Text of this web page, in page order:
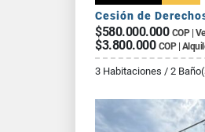
$580.000.000 COP |
$3.800.000 COP |
3 Habitaciones / 2